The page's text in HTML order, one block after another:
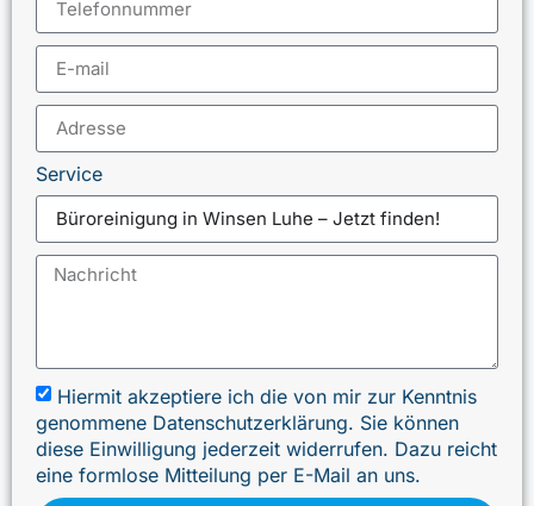
Service
Hiermit akzeptiere ich die von mir zur Kenntnis
genommene Datenschutzerklärung. Sie können
diese Einwilligung jederzeit widerrufen. Dazu reicht
eine formlose Mitteilung per E-Mail an uns.